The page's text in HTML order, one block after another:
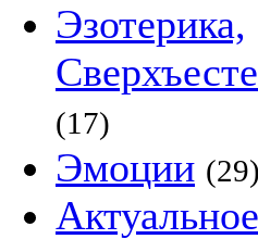
Эзотерика,
(17)
Эмоции (29)
Актуальное